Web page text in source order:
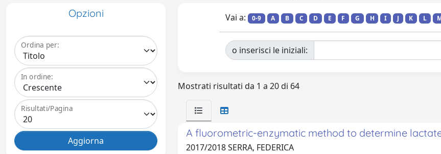
Opzioni
Ordina per:
In ordine:
Risultati/Pagina
Vai a: 0-9 A B C D E F G H I J K L
o inserisci le iniziali:
Mostrati risultati da 1 a 20 di 64
A fluorometric-enzymatic method to determine
2017/2018 SERRA, FEDERICA